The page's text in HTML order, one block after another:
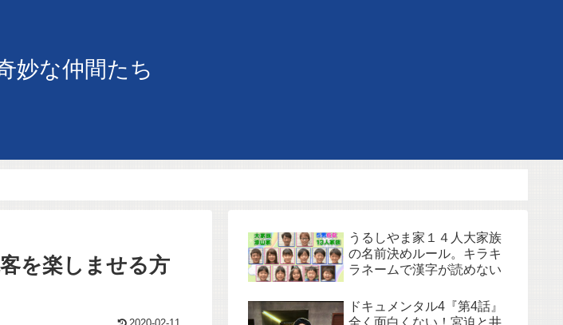
妙な仲間たち
を楽しませる方
うるしやま家１４人大家族
の名前決めルール。キラキ
ラネームで漢字が読めない
ドキュメンタル4『第4話』
全く面白くない！宮迫と井